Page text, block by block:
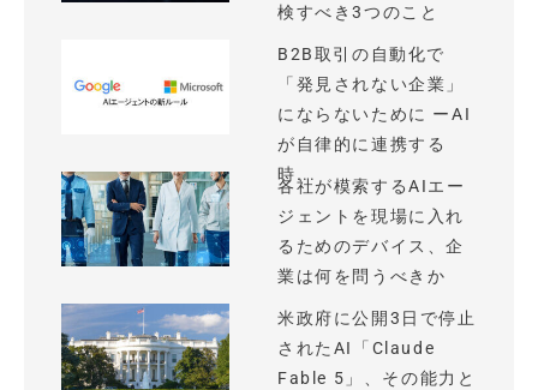
検すべき3つのこと
B2B取引の自動化で
「発見されない企業」
にならないために ーAI
が自律的に連携する
時...
各社が模索するAIエー
ジェントを現場に入れ
るためのデバイス、企
業は何を問うべきか
米政府に公開3日で停止
されたAI「Claude
Fable 5」、その能力と